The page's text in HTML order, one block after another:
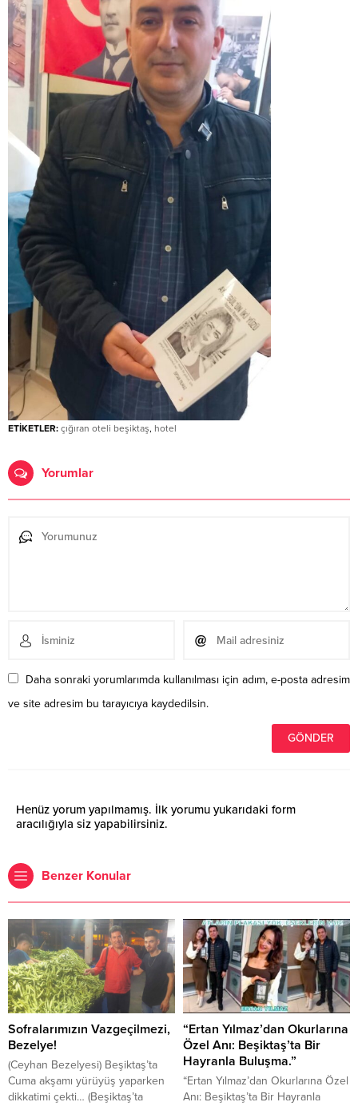
ETİKETLER: çığıran oteli beşiktaş, hotel
Yorumlar
Daha sonraki yorumlarımda kullanılması için adım, e-posta adresim
ve site adresim bu tarayıcıya kaydedilsin.
Henüz yorum yapılmamış. İlk yorumu yukarıdaki form
aracılığıyla siz yapabilirsiniz.
Benzer Konular
Sofralarımızın Vazgeçilmezi,
Bezelye!
(Ceyhan Bezelyesi) Beşiktaş’ta
Cuma akşamı yürüyüş yaparken
dikkatimi çekti… (Beşiktaş’ta
“Ertan Yılmaz’dan Okurlarına
Özel Anı: Beşiktaş’ta Bir
Hayranla Buluşma.”
“Ertan Yılmaz’dan Okurlarına Özel
Anı: Beşiktaş’ta Bir Hayranla